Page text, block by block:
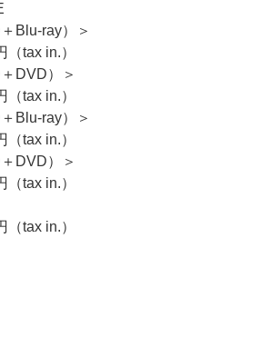
Blu-ray）＞
tax in.）
DVD）＞
tax in.）
Blu-ray）＞
tax in.）
DVD）＞
tax in.）
tax in.）